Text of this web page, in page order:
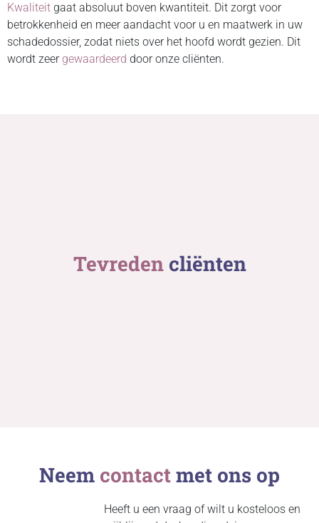
Kwaliteit gaat absoluut boven kwantiteit. Dit zorgt voor
betrokkenheid en meer aandacht voor u en maatwerk in uw
schadedossier, zodat niets over het hoofd wordt gezien. Dit
wordt zeer gewaardeerd door onze cliënten.
Tevredencliënten
Neem contactmet ons op
Heeft u een vraag of wilt u kosteloos en